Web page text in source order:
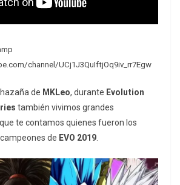
channel/UCj1J3QuIftjOq9iv_rr7Egw
de MKLeo, durante Evolution
también vivimos grandes
te contamos quienes fueron los
de EVO 2019